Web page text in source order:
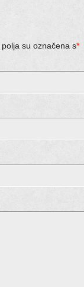
su označena s*